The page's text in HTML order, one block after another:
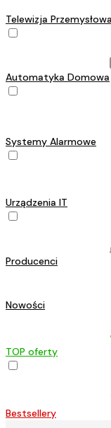
Telewizja
Automatyka Domowa
Systemy Alarmowe
Urządzenia IT
Producenci
Nowości
TOP oferty
Bestsellery